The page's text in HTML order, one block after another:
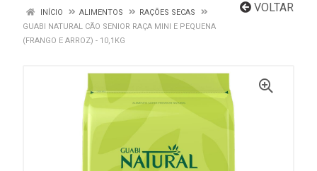
VOLTAR
INÍCIO ALIMENTOS
RAÇÕES SECAS
GUABI NATURAL CÃO SENIOR RAÇA MINI E PEQUENA
(FRANGO E ARROZ) - 10,1KG